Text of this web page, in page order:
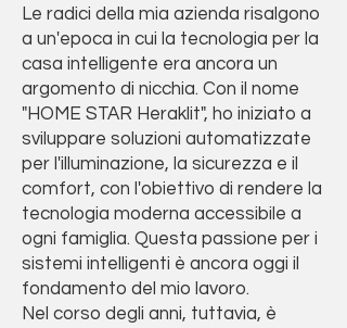
Le radici della mia azienda risalgono
a un'epoca in cui la tecnologia per la
casa intelligente era ancora un
argomento di nicchia. Con il nome
"HOME STAR Heraklit", ho iniziato a
sviluppare soluzioni automatizzate
per l'illuminazione, la sicurezza e il
comfort, con l'obiettivo di rendere la
tecnologia moderna accessibile a
ogni famiglia. Questa passione per i
sistemi intelligenti è ancora oggi il
fondamento del mio lavoro.
Nel corso degli anni, tuttavia, è